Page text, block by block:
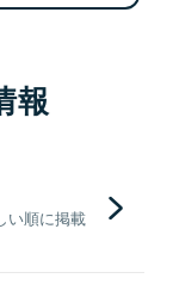
報
い順に掲載